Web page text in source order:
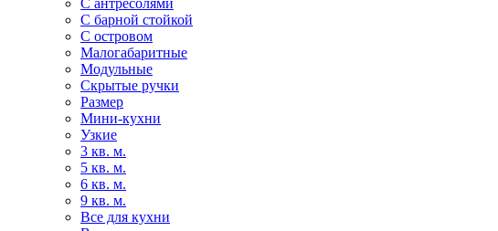
С барной стойкой
С островом
Малогабаритные
Модульные
Скрытые ручки
Размер
Мини-кухни
Узкие
3 кв. м.
5 кв. м.
6 кв. м.
9 кв. м.
Все для кухни